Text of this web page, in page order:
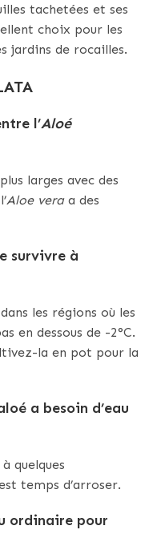
tachetées et ses
choix pour les
jardins de rocailles.
l’Aloé
larges avec des
Aloe veraa des
survivre à
les régions où les
en dessous de -2°C.
la en pot pour la
a besoin d’eau
quelques
temps d’arroser.
ordinaire pour